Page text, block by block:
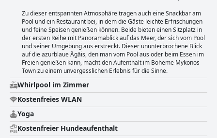
Zu dieser entspannten Atmosphäre tragen auch eine Snackbar am
Pool und ein Restaurant bei, in dem die Gäste leichte Erfrischungen
und feine Speisen genießen können. Beide bieten einen Sitzplatz in
der ersten Reihe mit Panoramablick auf das Meer, der sich vom Pool
und seiner Umgebung aus erstreckt. Dieser ununterbrochene Blick
auf die azurblaue Ägäis, den man vom Pool aus oder beim Essen im
Freien genießen kann, macht den Aufenthalt im Boheme Mykonos
Town zu einem unvergesslichen Erlebnis für die Sinne.
Whirlpool im Zimmer
Kostenfreies WLAN
Yoga
Kostenfreier Hundeaufenthalt